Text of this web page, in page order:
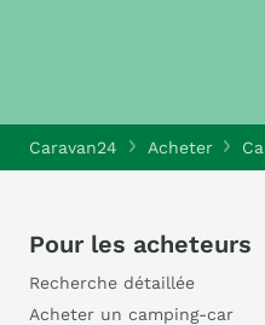
Caravan24 Acheter
Pour les acheteurs
Recherche détaillée
Acheter un camping-car